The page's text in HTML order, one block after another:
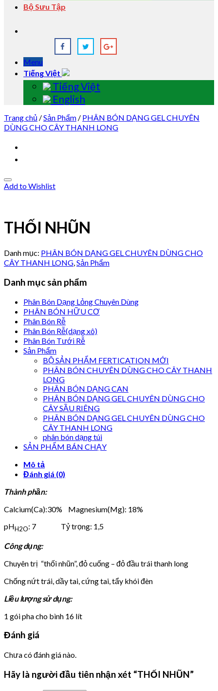
Bộ Sưu Tập
Menu
Tiếng Việt
Tiếng Việt
English
Trang chủ /Sản Phẩm / PHÂN BÓN DẠNG GEL CHUYÊN
DÙNG CHO CÂY THANH LONG
Add to Wishlist
THỐI NHŨN
Danh mục: PHÂN BÓN DẠNG GEL CHUYÊN DÙNG CHO
CÂY THANH LONG,Sản Phẩm
Danh mục sản phẩm
Phân Bón Dạng Lỏng Chuyên Dùng
PHÂN BÓN HỮU CƠ
Phân Bón Rễ
Phân Bón Rễ(dạng xô)
Phân Bón Tưới Rễ
Sản Phẩm
BỘ SẢN PHẨM FERTICATION MỚI
PHÂN BÓN CHUYÊN DÙNG CHO CÂY THANH
LONG
PHÂN BÓN DẠNG CAN
PHÂN BÓN DẠNG GEL CHUYÊN DÙNG CHO
CÂY SẦU RIÊNG
PHÂN BÓN DẠNG GEL CHUYÊN DÙNG CHO
CÂY THANH LONG
phân bón dạng túi
SẢN PHẨM BÁN CHẠY
Mô tả
Đánh giá (0)
Thành phần:
Calcium(Ca):30% Magnesium(Mg): 18%
pHH2O: 7 Tỷ trọng: 1,5
Công dụng:
Chuyên trị “thối nhũn”, đỏ cuống – đỏ đầu trái thanh long
Chống nứt trái, dầy tai, cứng tai, tẩy khói đèn
Liều lượng sử dụng:
1 gói pha cho bình 16 lít
Đánh giá
Chưa có đánh giá nào.
Hãy là người đầu tiên nhận xét “THỐI NHŨN”